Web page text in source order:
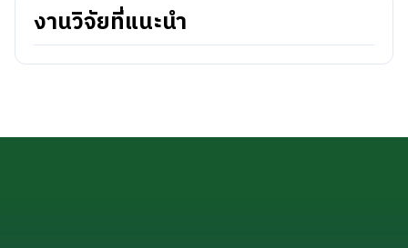
งานวิจัยที่แนะนำ